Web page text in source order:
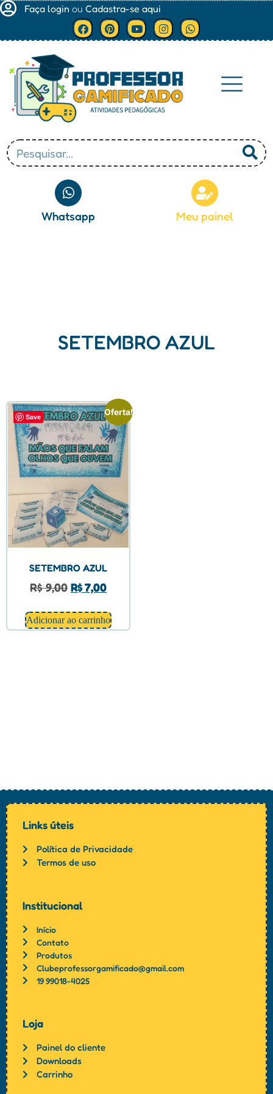
Faça login ou Cadastra-se aqui
Whatsapp Meu painel
SETEMBRO AZUL
Save Oferta!
SETEMBRO AZUL
R$9,00 R$7,00
Adicionar ao carrinho
Links úteis
Política de Privacidade
Termos de uso
Institucional
Início
Contato
Produtos
Clubeprofessorgamificado@gmail.com
19 99018-4025
Loja
Painel do cliente
Downloads
Carrinho